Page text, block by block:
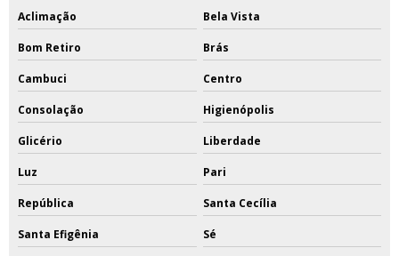
Aclimação Bela Vista
Bom Retiro Brás
Cambuci Centro
Consolação Higienópolis
Glicério Liberdade
Luz Pari
República Santa Cecília
Santa Efigênia Sé